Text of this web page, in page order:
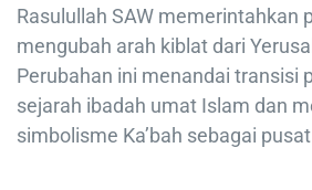
Rasulullah SAW memerintahkan
mengubah arah kiblat dari
Perubahan ini menandai transisi
sejarah ibadah umat Islam dan
simbolisme Ka’bah sebagai